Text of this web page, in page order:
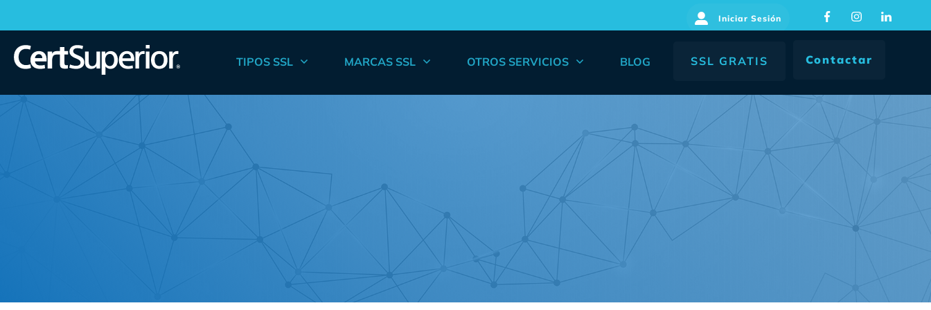
Iniciar Sesión
TIPOS SSL MARCAS SSL OTROS SERVICIOS BLOG SSL GRATIS Contactar